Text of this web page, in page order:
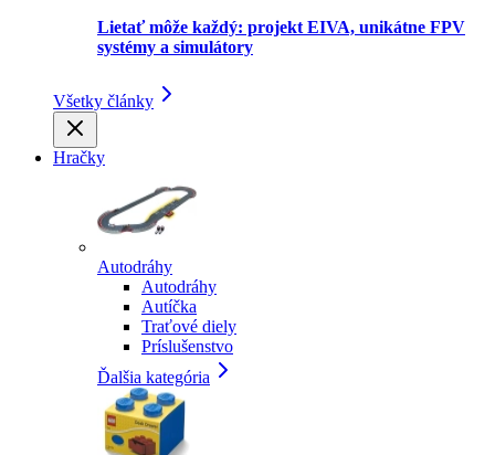
Lietať môže každý: projekt EIVA, unikátne FPV
systémy a simulátory
Všetky články
Hračky
Autodráhy
Autodráhy
Autíčka
Traťové diely
Príslušenstvo
Ďalšia kategória